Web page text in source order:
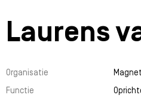
Laurens
Organisatie
Functie